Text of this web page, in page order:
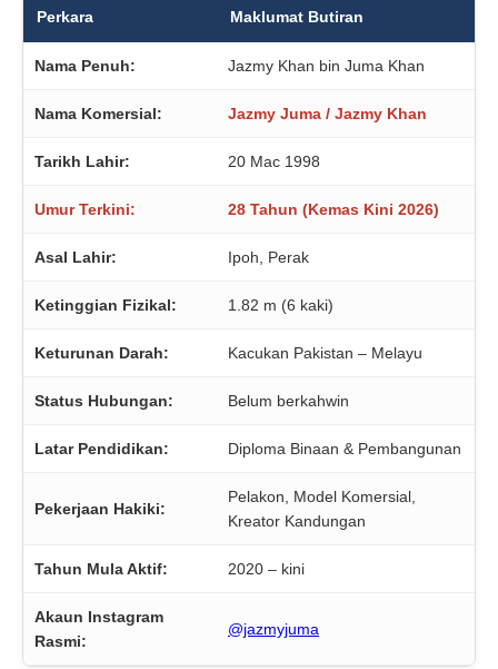
Perkara Maklumat Butiran
Nama Penuh: Jazmy Khan bin Juma Khan
Nama Komersial: Jazmy Juma / Jazmy Khan
Tarikh Lahir: 20 Mac 1998
Umur Terkini: 28 Tahun (Kemas Kini 2026)
Asal Lahir: Ipoh, Perak
Ketinggian Fizikal: 1.82 m (6 kaki)
Keturunan Darah: Kacukan Pakistan – Melayu
Status Hubungan: Belum berkahwin
Latar Pendidikan: Diploma Binaan & Pembangunan
Pekerjaan Hakiki:
Pelakon, Model Komersial,
Kreator Kandungan
Tahun Mula Aktif: 2020 – kini
Akaun Instagram
Rasmi:
@jazmyjuma